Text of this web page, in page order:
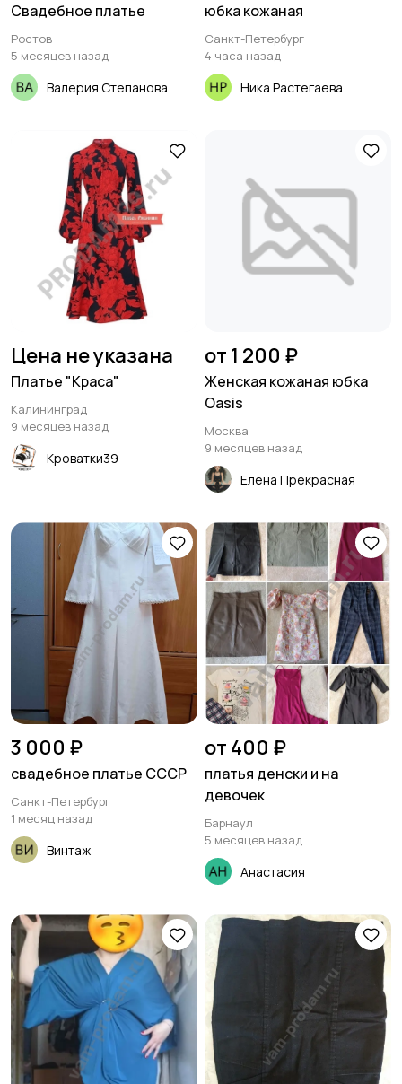
Свадебное платье
Ростов
5 месяцев назад
Валерия Степанова
юбка кожаная
Санкт-Петербург
4 часа назад
Ника Растегаева
Цена не указана
Платье "Краса"
Калининград
9 месяцев назад
Кроватки39
от 1 200 ₽
Женская кожаная юбка
Oasis
Москва
9 месяцев назад
Елена Прекрасная
3 000 ₽
свадебное платье СССР
Санкт-Петербург
1 месяц назад
Винтаж
от 400 ₽
платья денски и на
девочек
Барнаул
5 месяцев назад
Анастасия